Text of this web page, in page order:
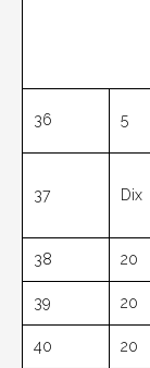
36 5
37 Dix
38 20
39 20
40 20